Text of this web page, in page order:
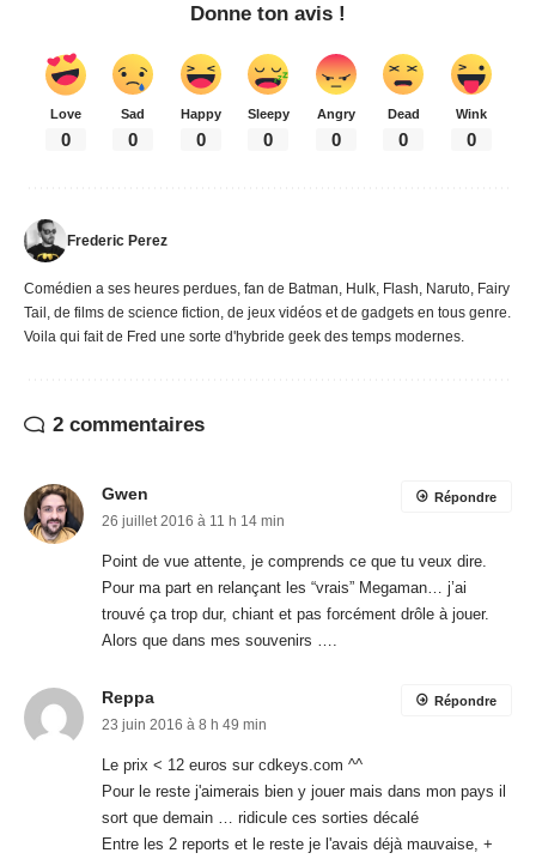
Donne ton avis !
Love
0
Sad
0
Happy
0
Sleepy
0
Angry
0
Dead
0
Wink
0
Frederic Perez
Comédien a ses heures perdues, fan de Batman, Hulk, Flash, Naruto, Fairy
Tail, de films de science fiction, de jeux vidéos et de gadgets en tous genre.
Voila qui fait de Fred une sorte d'hybride geek des temps modernes.
2 commentaires
Gwen
26 juillet 2016 à 11 h 14 min
Point de vue attente, je comprends ce que tu veux dire.
Pour ma part en relançant les “vrais” Megaman… j’ai
trouvé ça trop dur, chiant et pas forcément drôle à jouer.
Alors que dans mes souvenirs ….
Répondre
Reppa
23 juin 2016 à 8 h 49 min
Le prix < 12 euros sur cdkeys.com ^^
Pour le reste j'aimerais bien y jouer mais dans mon pays il
sort que demain … ridicule ces sorties décalé
Entre les 2 reports et le reste je l'avais déjà mauvaise, +
Répondre